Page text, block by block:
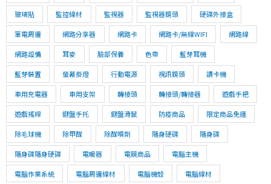
玻璃貼 監控線材 監視器 監視器鏡頭 硬碟外接盒
筆電周邊 網路分享器 網路卡 網路卡/無線WIFI 網路線
網路設備 耳麥 臉部保養 色帶 藍芽耳機
藍芽裝置 螢幕掛燈 行動電源 視訊鏡頭 讀卡機
車用充電器 車用支架 轉接頭 轉接頭/轉接器 遊戲手把
遊戲搖桿 鍵盤手托 鍵盤滑鼠 防疫商品 限定商品免運
除毛球機 除甲醛 除醛噴劑 隨身硬碟 隨身碟
隨身碟隨身硬碟 電暖器 電競商品 電腦主機
電腦作業系統 電腦周邊線材 電腦機殼 電腦線材